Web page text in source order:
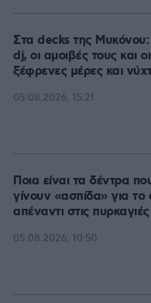
Στα decks της Μυκόνου:
dj, οι αμοιβές τους και
ξέφρενες μέρες και
05.08.2026, 15:21
Ποια είναι τα δέντρα
γίνουν «ασπίδα» για το
απέναντι στις πυρκαγιές
05.08.2026, 10:50